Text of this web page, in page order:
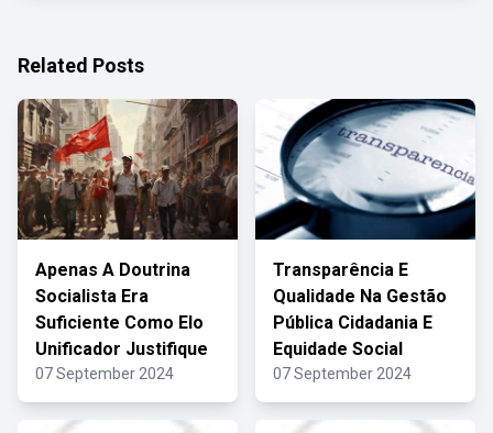
Related Posts
Apenas A Doutrina
Socialista Era
Suficiente Como Elo
Unificador Justifique
07 September 2024
Transparência E
Qualidade Na Gestão
Pública Cidadania E
Equidade Social
07 September 2024